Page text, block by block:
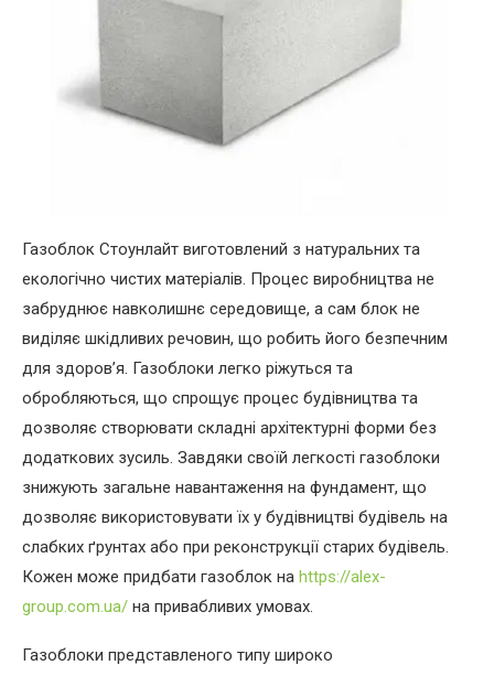
Газоблок Стоунлайт виготовлений з натуральних та
екологічно чистих матеріалів. Процес виробництва не
забруднює навколишнє середовище, а сам блок не
виділяє шкідливих речовин, що робить його безпечним
для здоров’я. Газоблоки легко ріжуться та
обробляються, що спрощує процес будівництва та
дозволяє створювати складні архітектурні форми без
додаткових зусиль. Завдяки своїй легкості газоблоки
знижують загальне навантаження на фундамент, що
дозволяє використовувати їх у будівництві будівель на
слабких ґрунтах або при реконструкції старих будівель.
Кожен може придбати газоблок на https://alex-
group.com.ua/ на привабливих умовах.
Газоблоки представленого типу широко